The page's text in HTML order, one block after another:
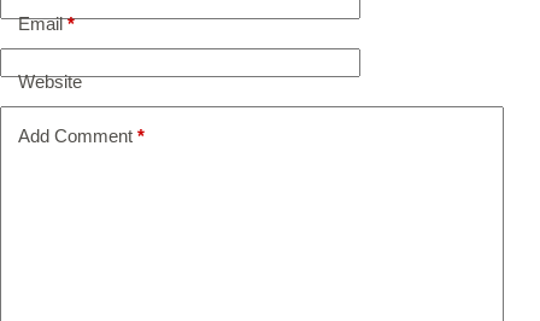
Email*
Website
Add Comment *